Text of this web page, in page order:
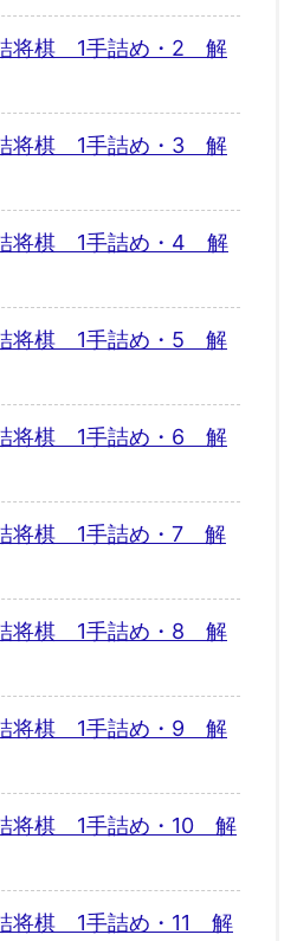
将棋 1手詰め・2 解
将棋 1手詰め・3 解
将棋 1手詰め・4 解
将棋 1手詰め・5 解
将棋 1手詰め・6 解
将棋 1手詰め・7 解
将棋 1手詰め・8 解
将棋 1手詰め・9 解
将棋 1手詰め・10 解
将棋 1手詰め・11 解